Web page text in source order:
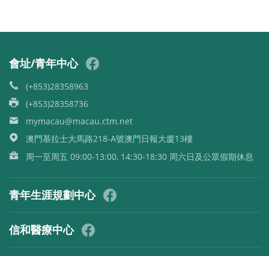
會址/青年中心
(+853)28358963
(+853)28358736
mymacau@macau.ctm.net
澳門慕拉士大馬路218-A號澳門日報大廈13樓
周一至周五 09:00-13:00, 14:30-18:30 周六日及公眾假期休息
青年生涯規劃中心
信和醫療中心